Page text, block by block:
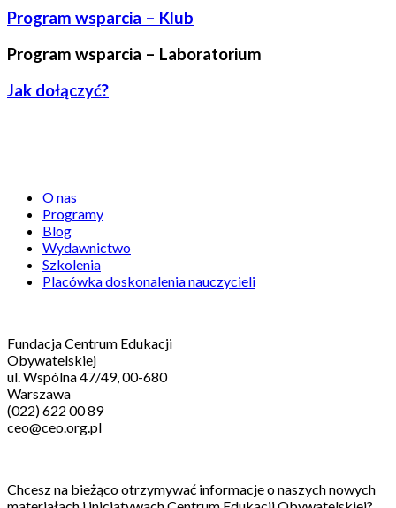
Program wsparcia – Klub
Program wsparcia – Laboratorium
Jak dołączyć?
O nas
Programy
Blog
Wydawnictwo
Szkolenia
Placówka doskonalenia nauczycieli
Fundacja Centrum Edukacji
Obywatelskiej
ul. Wspólna 47/49, 00-680
Warszawa
(022) 622 00 89
ceo@ceo.org.pl
Chcesz na bieżąco otrzymywać informacje o naszych nowych